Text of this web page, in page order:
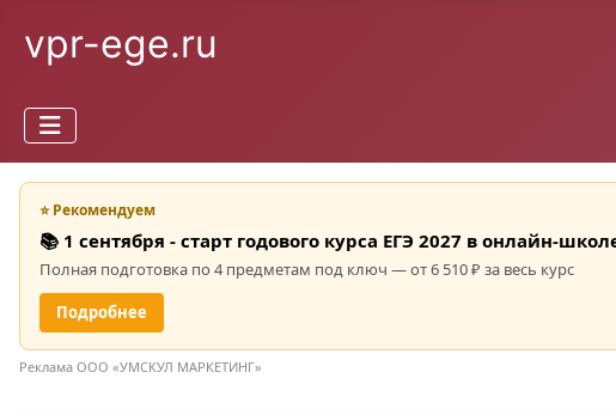
vpr-ege.ru
⭐ Рекомендуем
📚 1 сентября - старт годового курса ЕГЭ 2027 в онлайн-
Полная подготовка по 4 предметам под ключ — от 6 510 ₽ за весь курс
Подробнее
Реклама ООО «УМСКУЛ МАРКЕТИНГ»